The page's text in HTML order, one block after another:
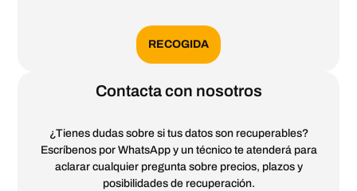
RECOGIDA
Contacta con nosotros
¿Tienes dudas sobre si tus datos son recuperables?
Escríbenos por WhatsApp y un técnico te atenderá para
aclarar cualquier pregunta sobre precios, plazos y
posibilidades de recuperación.